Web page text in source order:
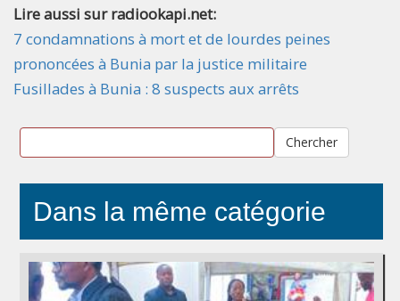
Lire aussi sur radiookapi.net:
7 condamnations à mort et de lourdes peines
prononcées à Bunia par la justice militaire
Fusillades à Bunia : 8 suspects aux arrêts
Chercher
Dans la même catégorie